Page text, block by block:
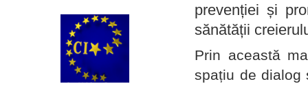
prevenției și
sănătății
Prin această
spațiu de dialog